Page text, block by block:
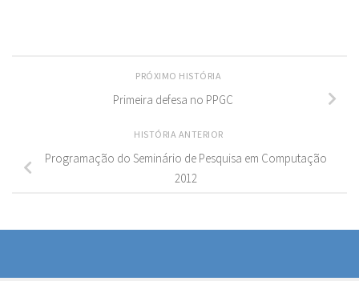
PRÓXIMO HISTÓRIA
Primeira defesa no PPGC
HISTÓRIA ANTERIOR
Programação do Seminário de Pesquisa em Computação
2012